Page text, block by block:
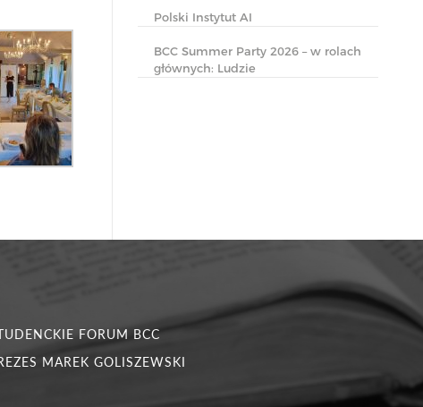
Polski Instytut AI
BCC Summer Party 2026 – w rolach
głównych: Ludzie
FORUM BCC
MAREK GOLISZEWSKI